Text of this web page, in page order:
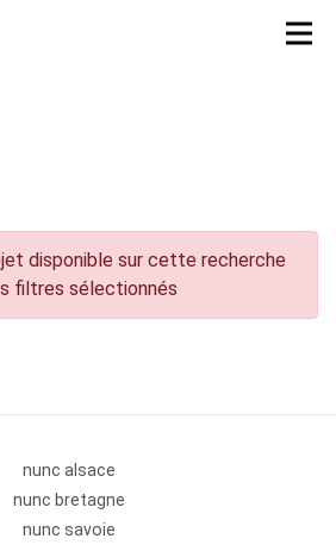
disponible sur cette recherche
filtres sélectionnés
nunc alsace
nunc bretagne
nunc savoie